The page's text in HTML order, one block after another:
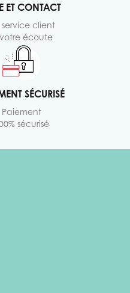
ET CONTACT
service client
écoute
SÉCURISÉ
Paiement
sécurisé